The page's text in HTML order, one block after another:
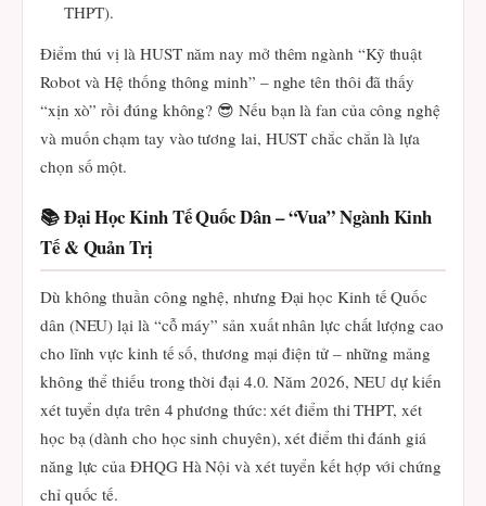
THPT).
Điểm thú vị là HUST năm nay mở thêm ngành “Kỹ thuật
Robot và Hệ thống thông minh” – nghe tên thôi đã thấy
“xịn xò” rồi đúng không? 😎 Nếu bạn là fan của công nghệ
và muốn chạm tay vào tương lai, HUST chắc chắn là lựa
chọn số một.
📚 Đại Học Kinh Tế Quốc Dân – “Vua” Ngành Kinh
Tế & Quản Trị
Dù không thuần công nghệ, nhưng Đại học Kinh tế Quốc
dân (NEU) lại là “cỗ máy” sản xuất nhân lực chất lượng cao
cho lĩnh vực kinh tế số, thương mại điện tử – những mảng
không thể thiếu trong thời đại 4.0. Năm 2026, NEU dự kiến
xét tuyển dựa trên 4 phương thức: xét điểm thi THPT, xét
học bạ (dành cho học sinh chuyên), xét điểm thi đánh giá
năng lực của ĐHQG Hà Nội và xét tuyển kết hợp với chứng
chỉ quốc tế.